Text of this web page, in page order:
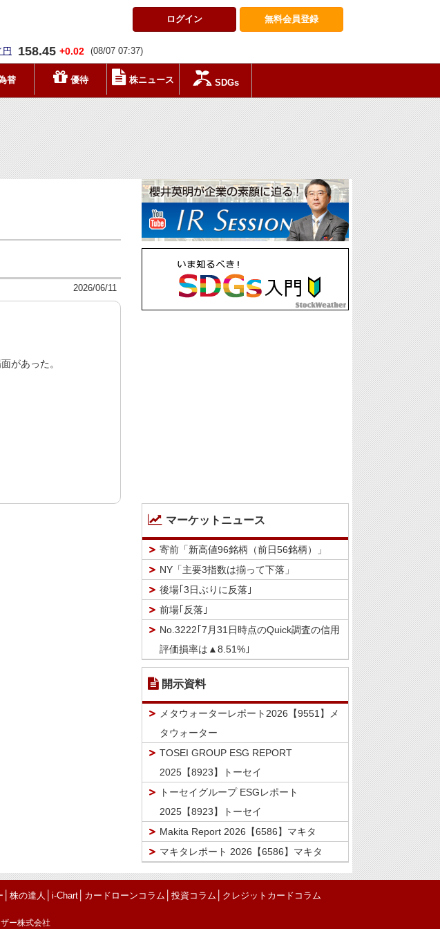
無料会員登録
ログイン
円 158.45 +0.02 (08/07 07:37)
替 優待 株ニュース SDGs
2026/06/11
があった。
マーケットニュース
寄前「新高値96銘柄（前日56銘柄）」
NY「主要3指数は揃って下落」
後場｢3日ぶりに反落｣
前場｢反落｣
No.3222｢7月31日時点のQuick調査の信用
評価損率は▲8.51%｣
開示資料
メタウォーターレポート2026【9551】メ
タウォーター
TOSEI GROUP ESG REPORT
2025【8923】トーセイ
トーセイグループ ESGレポート
2025【8923】トーセイ
Makita Report 2026【6586】マキタ
マキタレポート 2026【6586】マキタ
株の達人 i-Chart│ カードローンコラム 投資コラム クレジットカードコラム
ー株式会社